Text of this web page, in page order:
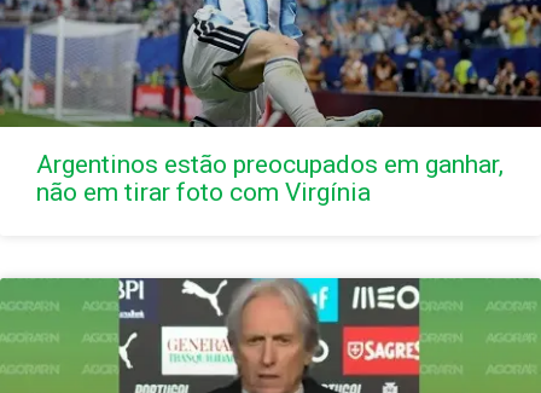
Argentinos estão preocupados em ganhar,
não em tirar foto com Virgínia